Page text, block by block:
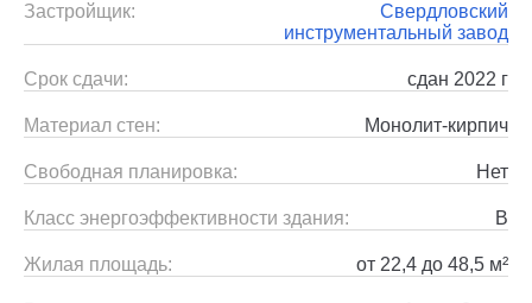
Застройщик:
Свердловский
инструментальный завод
Срок сдачи: сдан 2022 г
Материал стен: Монолит-кирпич
Свободная планировка: Нет
Класс энергоэффективности здания: B
Жилая площадь: от 22,4 до 48,5 м²